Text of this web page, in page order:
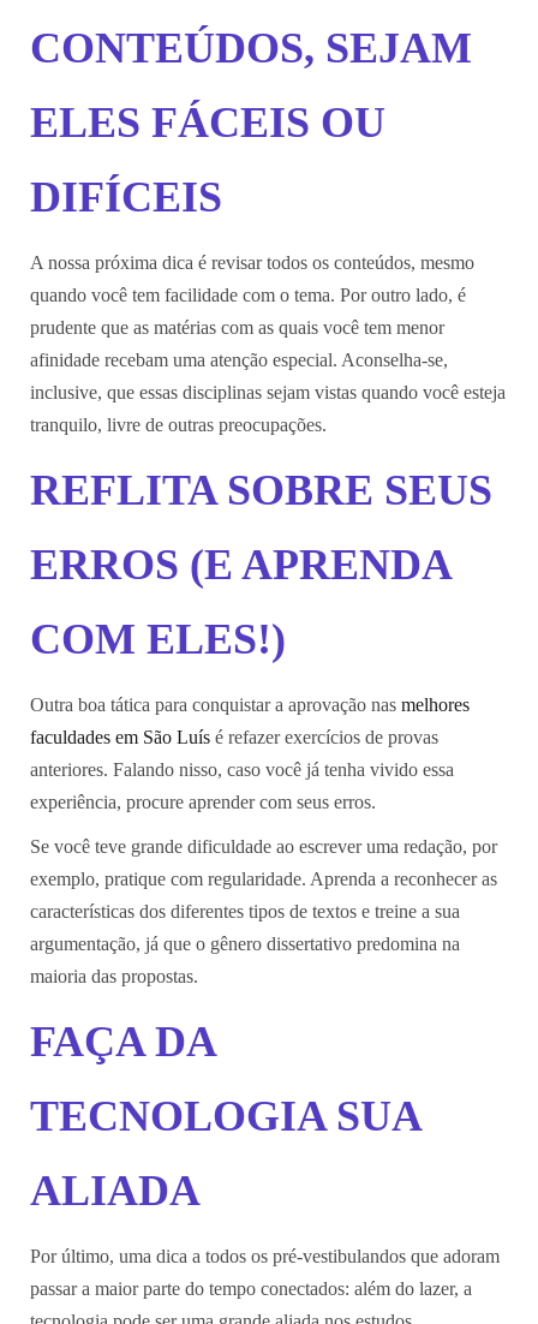
CONTEÚDOS, SEJAM
ELES FÁCEIS OU
DIFÍCEIS
A nossa próxima dica é revisar todos os conteúdos, mesmo
quando você tem facilidade com o tema. Por outro lado, é
prudente que as matérias com as quais você tem menor
afinidade recebam uma atenção especial. Aconselha-se,
inclusive, que essas disciplinas sejam vistas quando você esteja
tranquilo, livre de outras preocupações.
REFLITA SOBRE SEUS
ERROS (E APRENDA
COM ELES!)
Outra boa tática para conquistar a aprovação nas melhores
faculdades em São Luís é refazer exercícios de provas
anteriores. Falando nisso, caso você já tenha vivido essa
experiência, procure aprender com seus erros.
Se você teve grande dificuldade ao escrever uma redação, por
exemplo, pratique com regularidade. Aprenda a reconhecer as
características dos diferentes tipos de textos e treine a sua
argumentação, já que o gênero dissertativo predomina na
maioria das propostas.
FAÇA DA
TECNOLOGIA SUA
ALIADA
Por último, uma dica a todos os pré-vestibulandos que adoram
passar a maior parte do tempo conectados: além do lazer, a